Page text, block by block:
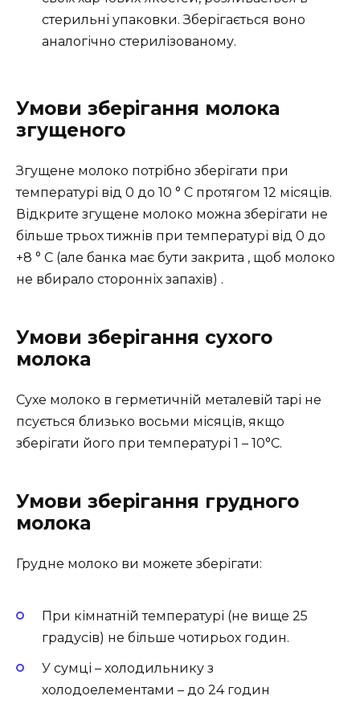
стерильні упаковки. Зберігається воно
аналогічно стерилізованому.
Умови зберігання молока
згущеного
Згущене молоко потрібно зберігати при
температурі від 0 до 10 ° С протягом 12 місяців.
Відкрите згущене молоко можна зберігати не
більше трьох тижнів при температурі від 0 до
+8 ° С (але банка має бути закрита , щоб молоко
не вбирало сторонніх запахів) .
Умови зберігання сухого
молока
Сухе молоко в герметичній металевій тарі не
псується близько восьми місяців, якщо
зберігати його при температурі 1 – 10°С.
Умови зберігання грудного
молока
Грудне молоко ви можете зберігати:
При кімнатній температурі (не вище 25
градусів) не більше чотирьох годин.
У сумці – холодильнику з
холодоелементами – до 24 годин